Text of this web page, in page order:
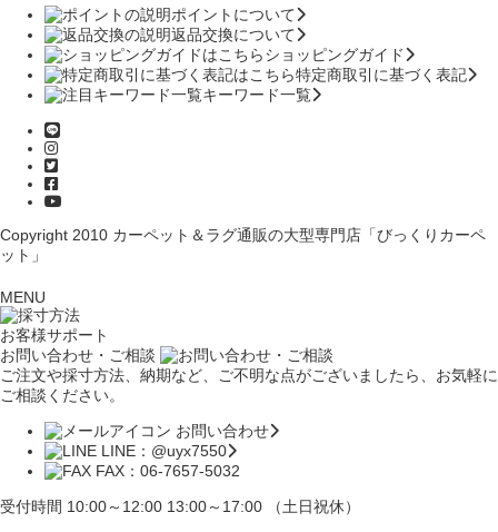
ポイントについて
返品交換について
ショッピングガイド
特定商取引に基づく表記
キーワード一覧
Copyright 2010 カーペット＆ラグ通販の大型専門店「びっくりカーペ
ット」
MENU
お客様サポート
お問い合わせ・ご相談
ご注文や採寸方法、納期など、ご不明な点がございましたら、お気軽に
ご相談ください。
お問い合わせ
LINE：@uyx7550
FAX：06-7657-5032
受付時間 10:00～12:00 13:00～17:00 （土日祝休）